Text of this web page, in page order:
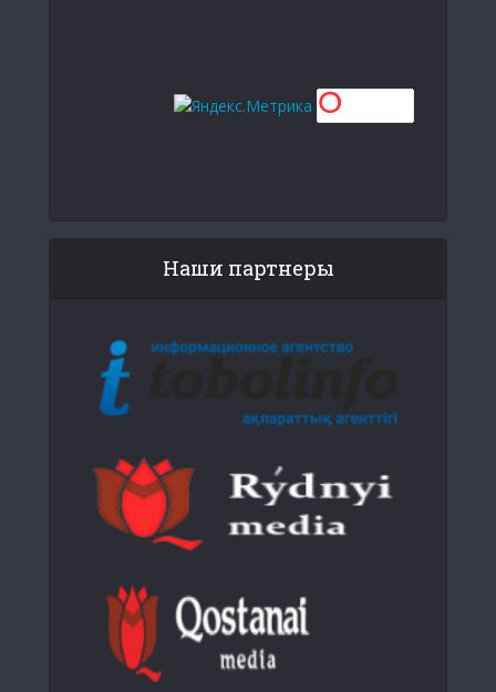
Наши партнеры